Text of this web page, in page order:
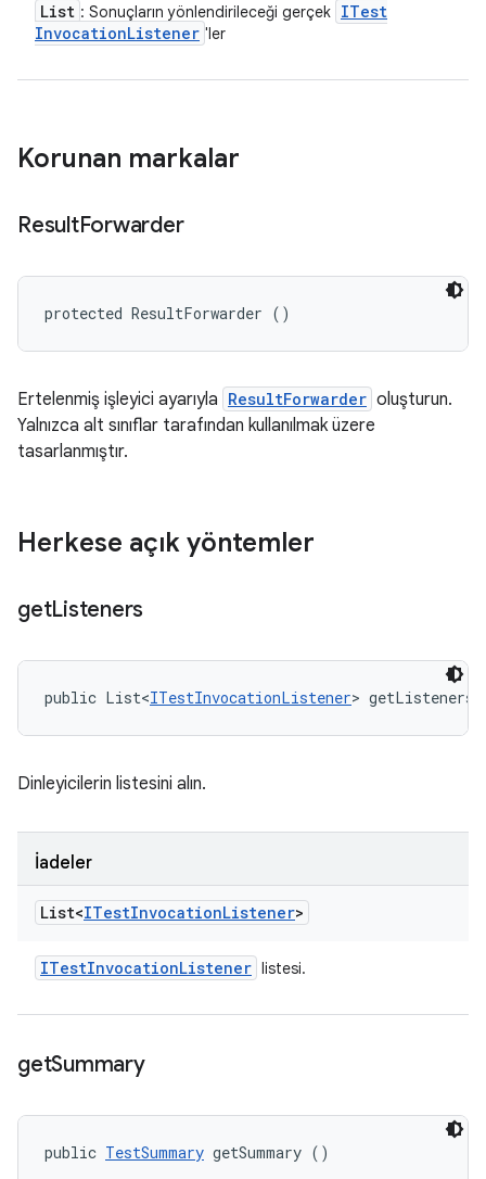
List : Sonuçların yönlendirileceği gerçek ITest
InvocationListener 'ler
Korunan markalar
ResultForwarder
protected ResultForwarder ()
Ertelenmiş işleyici ayarıyla ResultForwarder oluşturun.
Yalnızca alt sınıflar tarafından kullanılmak üzere
tasarlanmıştır.
Herkese açık yöntemler
getListeners
public List<ITestInvocationListener>
Dinleyicilerin listesini alın.
İadeler
List<ITestInvocationListener>
ITestInvocationListener listesi.
getSummary
public TestSummary getSummary ()